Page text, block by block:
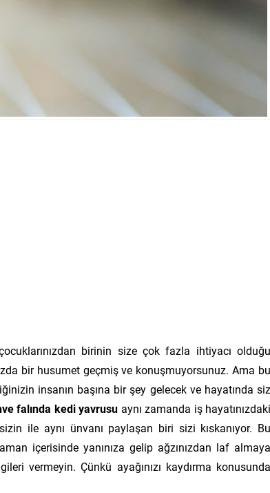
birinin size çok fazla ihtiyacı
bir husumet geçmiş ve konuşmuyorsunuz. Ama bu
insanın başına bir şey gelecek ve hayatında siz
falında kedi yavrusu aynı zamanda iş
ile aynı ünvanı paylaşan biri sizi kıskanıyor. Bu
içerisinde yanınıza gelip ağzınızdan laf almaya
vermeyin. Çünkü ayağınızı kaydırma konusunda